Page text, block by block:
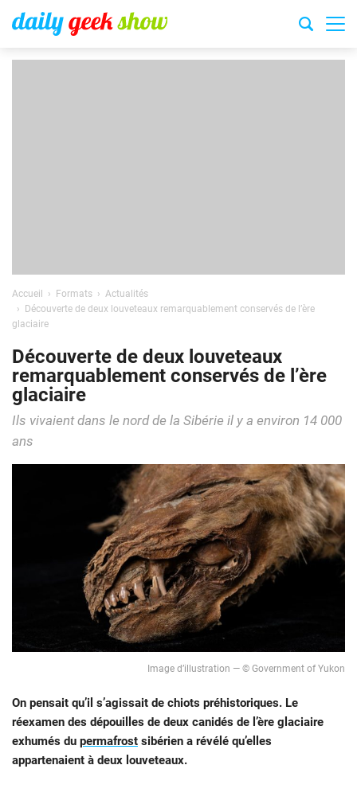
Accueil Formats
Actualités
Découverte de deux louveteaux remarquablement conservés de l’ère
glaciaire
Découverte de deux louveteaux
remarquablement conservés de l’ère
glaciaire
Ils vivaient dans le nord de la Sibérie il y a environ 14 000
ans
Image d’illustration — © Government of Yukon
On pensait qu’il s’agissait de chiots préhistoriques. Le
réexamen des dépouilles de deux canidés de l’ère glaciaire
exhumés du permafrost sibérien a révélé qu’elles
appartenaient à deux louveteaux.